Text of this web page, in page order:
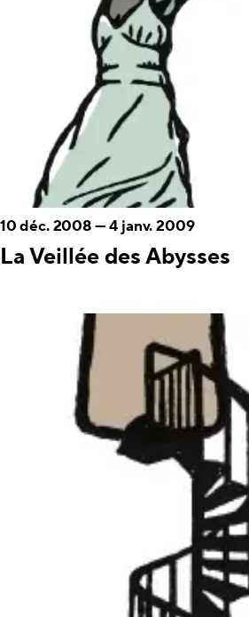
La Veillée des Abysses
10 déc. 2008—4 janv. 2009